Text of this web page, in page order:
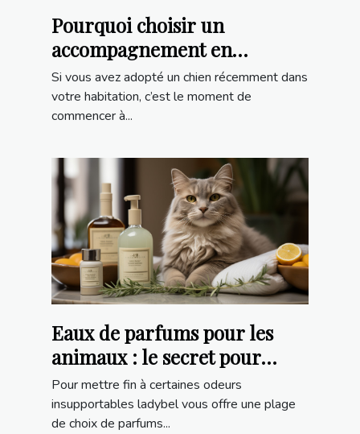
Pourquoi choisir un
accompagnement en
éducation canine ?
Si vous avez adopté un chien récemment dans
votre habitation, c’est le moment de
commencer à...
Eaux de parfums pour les
animaux : le secret pour
l’entretien corporel de votre
animal de compagnie
Pour mettre fin à certaines odeurs
insupportables ladybel vous offre une plage
de choix de parfums...